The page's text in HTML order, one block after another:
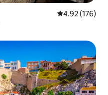
평점 4.92점(5
4.92 (176)